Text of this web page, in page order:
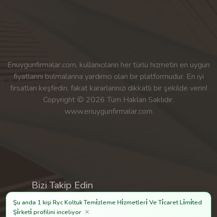
Şu anda 1 kişi Ryc Koltuk Temi̇zleme Hi̇zmetleri̇ Ve Ti̇caret Li̇mi̇ted
Şi̇rketi̇ profilini inceliyor ×
Enuygunfirmalar.com, kullanıcıların her türlü hizmetin en uygun
fiyatlarını bulmalarına yardımcı olan bir platformudur. En iyi
fırsatları keşfedin, fakat kararlarınızı dikkatli bir şekilde verin!
Copyright © 2026 Tüm Hakları Saklıdır.
www.enuygunfirmalar.com
Bizi Takip Edin